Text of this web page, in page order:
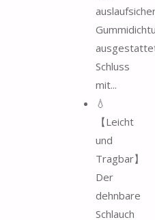
Schluss
mit...
💧
【Leicht
und
Tragbar】
Der
dehnbare
Schlauch